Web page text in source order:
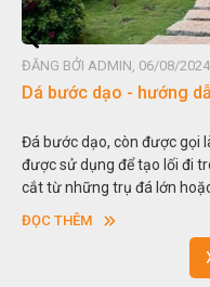
BỞI ADMIN, 06/08/2024
bước dạo - hướng dẫn
bước dạo, còn được gọi là
sử dụng để tạo lối đi
từ những trụ đá lớn hoặc
hoặc hình chữ nhật và
THÊM